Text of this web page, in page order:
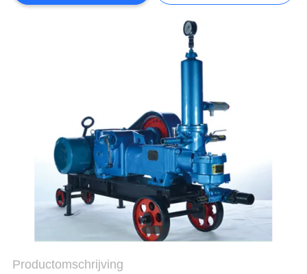
Productomschrijving